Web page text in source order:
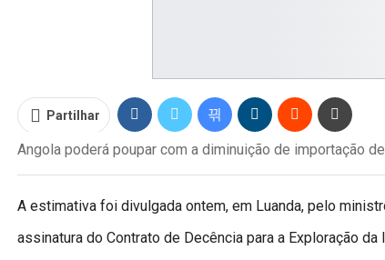
Partilhar
Angola poderá poupar com a diminuição de importação
A estimativa foi divulgada ontem, em Luanda, pelo
assinatura do Contrato de Decência para a Exploração